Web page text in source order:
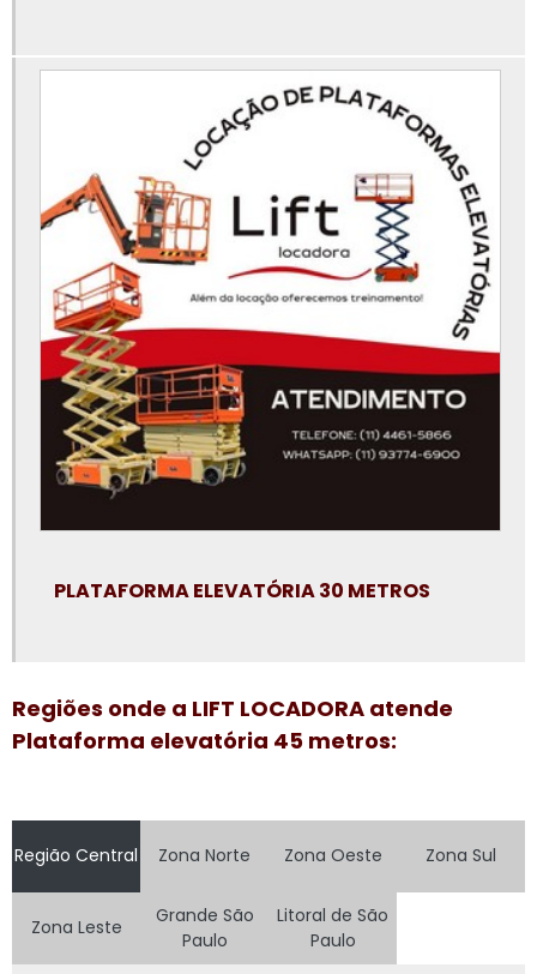
Onde alugar aluguel de plataforma articulada
Peças para plataforma elevatória
Plataforma articulada 12m aluguel
Plataforma elevatória 15m
Plataforma elevatória 30 metros
Plataforma elevatória 40 metros
Plataforma elevatória 45 metros
Plataforma elevatória 6 metros
Plataforma elevatória aluguel preço
Plataforma elevatória articulada 15m
Plataforma elevatória articulada locação
Plataforma elevatória preço aluguel
Plataforma elevatória tesoura 15m
Plataforma elevatória tesoura aluguel
Plataforma elevatória tesoura locação
PLATAFORMA ELEVATÓRIA 30 METROS
Regiões onde a LIFT LOCADORA atende
Plataforma elevatória 45 metros:
Região Central Zona Norte Zona Oeste Zona Sul
Zona Leste
Grande São
Paulo
Litoral de São
Paulo